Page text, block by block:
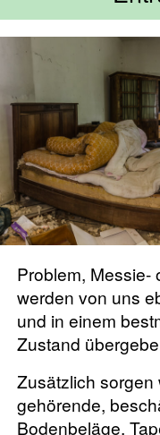
Problem, Messie-
werden von uns
und in einem
Zustand
Zusätzlich sorgen
gehörende,
Bodenbeläge,